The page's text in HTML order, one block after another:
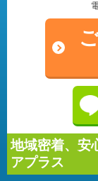
地域密着、安
アプラス